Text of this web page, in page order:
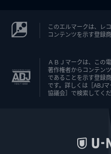
このエルマークは、レ
コンテンツを示す登録
ＡＢＪマークは、この
著作権者からコンテン
であることを示す登録
です。詳しくは［ABJ
協議会］で検索してくだ